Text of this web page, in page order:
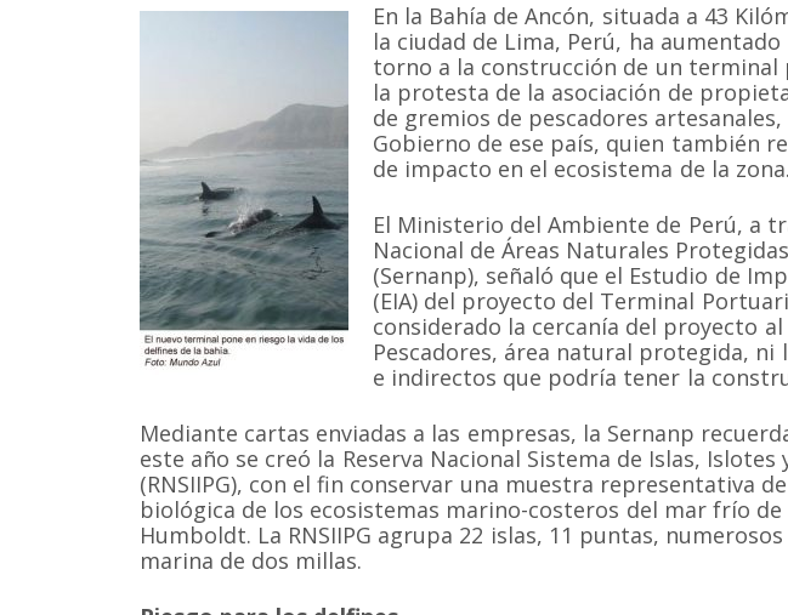
En la Bahía de Ancón, situada a 43
la ciudad de Lima, Perú, ha
torno a la construcción de un terminal
la protesta de la asociación de
de gremios de pescadores
Gobierno de ese país, quien también
de impacto en el ecosistema de la zona.
El Ministerio del Ambiente de Perú, a
Nacional de Áreas Naturales
(Sernanp), señaló que el Estudio de
(EIA) del proyecto del Terminal
considerado la cercanía del proyecto
Pescadores, área natural protegida, ni
e indirectos que podría tener la
Mediante cartas enviadas a las empresas, la Sernanp
este año se creó la Reserva Nacional Sistema de Islas, Islotes
(RNSIIPG), con el fin conservar una muestra representativa
biológica de los ecosistemas marino-costeros del mar frío
Humboldt. La RNSIIPG agrupa 22 islas, 11 puntas,
marina de dos millas.